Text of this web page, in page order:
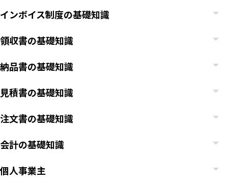
インボイス制度の基礎知識
領収書の基礎知識
納品書の基礎知識
見積書の基礎知識
注文書の基礎知識
会計の基礎知識
個人事業主